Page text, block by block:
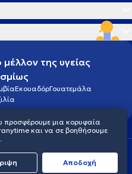
της υγείας
ΕκουαδόρΓουατεμάλα
προσωπικού απορρήτου
προσφέρουμε μια κορυφαία
και να σε βοηθήσουμε
Aποδοχή